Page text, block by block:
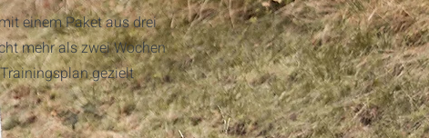
einem Paket aus drei
mehr als zwei Wochen
gezielt